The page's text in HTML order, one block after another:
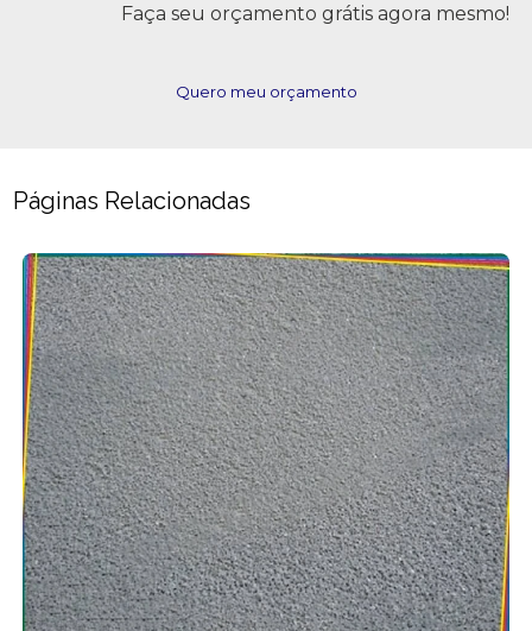
Faça seu orçamento grátis agora mesmo!
Quero meu orçamento
Páginas Relacionadas